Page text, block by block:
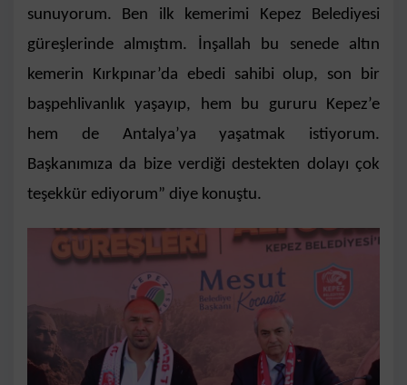
sunuyorum. Ben ilk kemerimi Kepez Belediyesi
güreşlerinde almıştım. İnşallah bu senede altın
kemerin Kırkpınar’da ebedi sahibi olup, son bir
başpehlivanlık yaşayıp, hem bu gururu Kepez’e
hem de Antalya’ya yaşatmak istiyorum.
Başkanımıza da bize verdiği destekten dolayı çok
teşekkür ediyorum” diye konuştu.